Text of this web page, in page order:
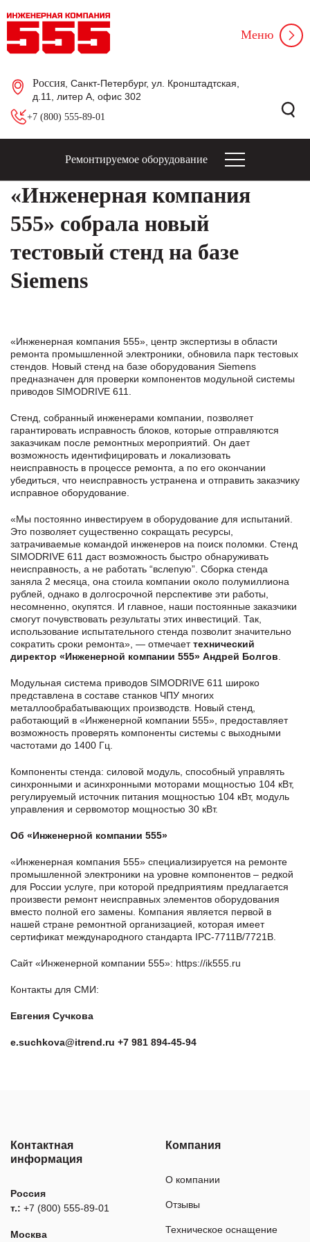
Россия , Санкт-Петербург, ул. Кронштадтская,
д.11, литер А, офис 302
+7 (800) 555-89-01
Меню
Ремонтируемое оборудование
«Инженерная компания
555» собрала новый
тестовый стенд на базе
Siemens
«Инженерная компания 555», центр экспертизы в области
ремонта промышленной электроники, обновила парк тестовых
стендов. Новый стенд на базе оборудования Siemens
предназначен для проверки компонентов модульной системы
приводов SIMODRIVE 611.
Стенд, собранный инженерами компании, позволяет
гарантировать исправность блоков, которые отправляются
заказчикам после ремонтных мероприятий. Он дает
возможность идентифицировать и локализовать
неисправность в процессе ремонта, а по его окончании
убедиться, что неисправность устранена и отправить заказчику
исправное оборудование.
«Мы постоянно инвестируем в оборудование для испытаний.
Это позволяет существенно сокращать ресурсы,
затрачиваемые командой инженеров на поиск поломки. Стенд
SIMODRIVE 611 даст возможность быстро обнаруживать
неисправность, а не работать “вслепую”. Сборка стенда
заняла 2 месяца, она стоила компании около полумиллиона
рублей, однако в долгосрочной перспективе эти работы,
несомненно, окупятся. И главное, наши постоянные заказчики
смогут почувствовать результаты этих инвестиций. Так,
использование испытательного стенда позволит значительно
сократить сроки ремонта», — отмечаеттехнический
директор «Инженерной компании 555» Андрей Болгов
Модульная система приводов SIMODRIVE 611 широко
представлена в составе станков ЧПУ многих
металлообрабатывающих производств. Новый стенд,
работающий в «Инженерной компании 555», предоставляет
возможность проверять компоненты системы с выходными
частотами до 1400 Гц.
Компоненты стенда: силовой модуль, способный управлять
синхронными и асинхронными моторами мощностью 104 кВт,
регулируемый источник питания мощностью 104 кВт, модуль
управления и сервомотор мощностью 30 кВт.
Об «Инженерной компании 555»
«Инженерная компания 555» специализируется на ремонте
промышленной электроники на уровне компонентов – редкой
для России услуге, при которой предприятиям предлагается
произвести ремонт неисправных элементов оборудования
вместо полной его замены. Компания является первой в
нашей стране ремонтной организацией, которая имеет
сертификат международного стандарта IPC-7711B/7721B.
Сайт «Инженерной компании 555»: https://ik555.ru
Контакты для СМИ:
Евгения Сучкова
e.suchkova@itrend.ru +7 981 894-45-94
Контактная
информация
Россия
т.: +7 (800) 555-89-01
Москва
Компания
О компании
Отзывы
Техническое оснащение